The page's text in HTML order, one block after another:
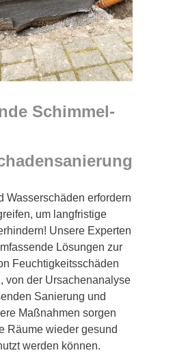
Schimmel-
Wasserschäden erfordern
um langfristige
Unsere Experten
Lösungen zur
Feuchtigkeitsschäden
von der Ursachenanalyse
Sanierung und
Maßnahmen sorgen
Räume wieder gesund
werden können.